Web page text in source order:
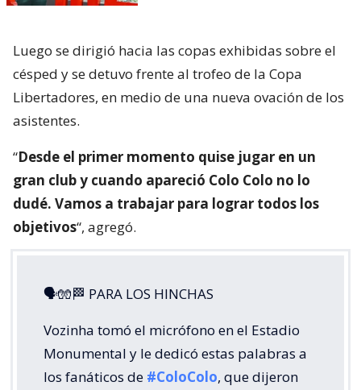
Luego se dirigió hacia las copas exhibidas sobre el
césped y se detuvo frente al trofeo de la Copa
Libertadores, en medio de una nueva ovación de los
asistentes.
“Desde el primer momento quise jugar en un
gran club y cuando apareció Colo Colo no lo
dudé. Vamos a trabajar para lograr todos los
objetivos“, agregó.
🗣🧤🏁 PARA LOS HINCHAS
Vozinha tomó el micrófono en el Estadio
Monumental y le dedicó estas palabras a
los fanáticos de #ColoColo, que dijeron